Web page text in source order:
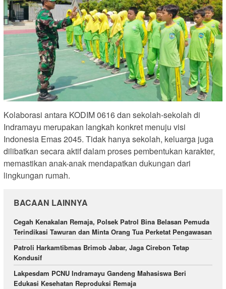
Kolaborasi antara KODIM 0616 dan sekolah-sekolah di
Indramayu merupakan langkah konkret menuju visi
Indonesia Emas 2045. Tidak hanya sekolah, keluarga juga
dilibatkan secara aktif dalam proses pembentukan karakter,
memastikan anak-anak mendapatkan dukungan dari
lingkungan rumah.
BACAAN LAINNYA
Cegah Kenakalan Remaja, Polsek Patrol Bina Belasan Pemuda
Terindikasi Tawuran dan Minta Orang Tua Perketat Pengawasan
Patroli Harkamtibmas Brimob Jabar, Jaga Cirebon Tetap
Kondusif
Lakpesdam PCNU Indramayu Gandeng Mahasiswa Beri
Edukasi Kesehatan Reproduksi Remaja